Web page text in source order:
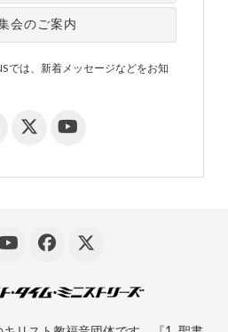
会のご案内
では、新着メッセージなどをお知